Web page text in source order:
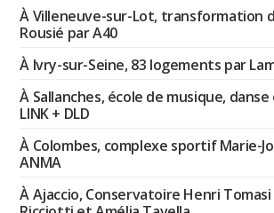
À Villeneuve-sur-Lot, transformation
Rousié par A40
À Ivry-sur-Seine, 83 logements par
À Sallanches, école de musique,
LINK + DLD
À Colombes, complexe sportif Marie-
ANMA
À Ajaccio, Conservatoire Henri Tomasi